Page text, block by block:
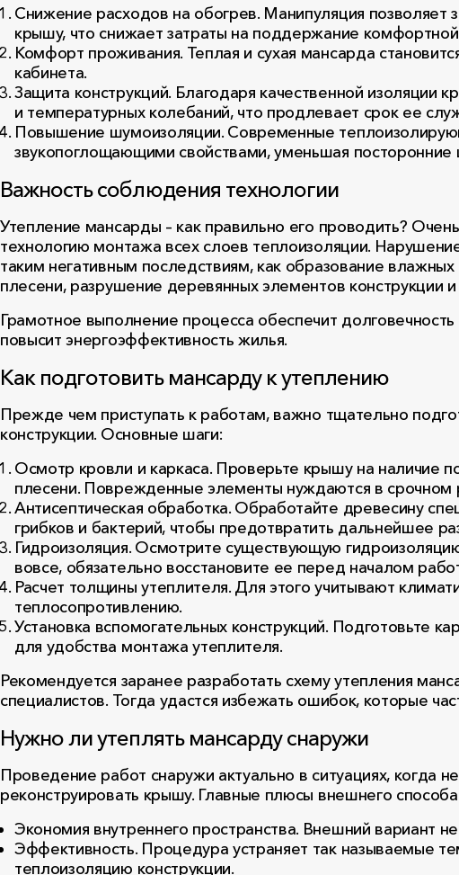
Снижение расходов на обогрев. Манипуляция позволяет
крышу, что снижает затраты на поддержание
Комфорт проживания. Теплая и сухая мансарда
кабинета.
Защита конструкций. Благодаря качественной изоляции
и температурных колебаний, что продлевает срок ее
Повышение шумоизоляции. Современные
звукопоглощающими свойствами, уменьшая
Важность соблюдения технологии
Утепление мансарды – как правильно его проводить?
технологию монтажа всех слоев теплоизоляции.
таким негативным последствиям, как образование влажных
плесени, разрушение деревянных элементов конструкции
Грамотное выполнение процесса обеспечит
повысит энергоэффективность жилья.
Как подготовить мансарду к утеплению
Прежде чем приступать к работам, важно тщательно
конструкции. Основные шаги:
Осмотр кровли и каркаса. Проверьте крышу на наличие
плесени. Поврежденные элементы нуждаются в срочном
Антисептическая обработка. Обработайте древесину
грибков и бактерий, чтобы предотвратить дальнейшее
Гидроизоляция. Осмотрите существующую
вовсе, обязательно восстановите ее перед началом
Расчет толщины утеплителя. Для этого учитывают
теплосопротивлению.
Установка вспомогательных конструкций. Подготовьте
для удобства монтажа утеплителя.
Рекомендуется заранее разработать схему утепления
специалистов. Тогда удастся избежать ошибок, которые
Нужно ли утеплять мансарду снаружи
Проведение работ снаружи актуально в ситуациях, когда
реконструировать крышу. Главные плюсы внешнего
Экономия внутреннего пространства. Внешний вариант
Эффективность. Процедура устраняет так называемые
теплоизоляцию конструкции.